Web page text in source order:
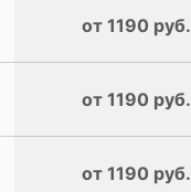
от 1190 руб.
от 1190 руб.
от 1190 руб.